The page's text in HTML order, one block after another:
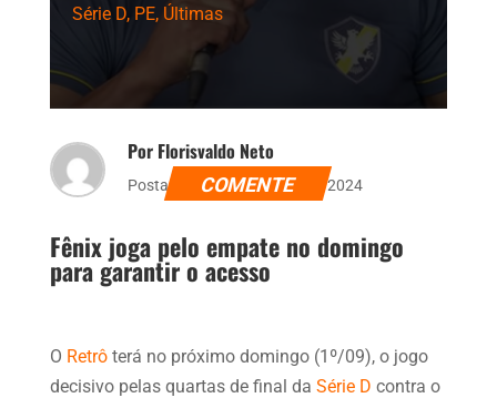
Série D, PE, Últimas
Por Florisvaldo Neto
Postado dia 29 de agosto de 2024
COMENTE
Fênix joga pelo empate no domingo
para garantir o acesso
O Retrôterá no próximo domingo (1º/09), o jogo
decisivo pelas quartas de final da Série D contra o